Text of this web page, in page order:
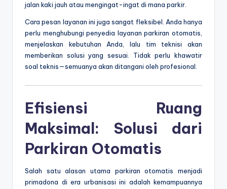
jalan kaki jauh atau mengingat-ingat di mana parkir.
Cara pesan layanan ini juga sangat fleksibel. Anda hanya
perlu menghubungi penyedia layanan parkiran otomatis,
menjelaskan kebutuhan Anda, lalu tim teknisi akan
memberikan solusi yang sesuai. Tidak perlu khawatir
soal teknis—semuanya akan ditangani oleh profesional.
Efisiensi Ruang
Maksimal: Solusi dari
Parkiran Otomatis
Salah satu alasan utama parkiran otomatis menjadi
primadona di era urbanisasi ini adalah kemampuannya